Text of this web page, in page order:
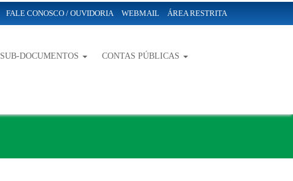
FALE CONOSCO / OUVIDORIA WEBMAIL ÁREA RESTRITA
SUB-DOCUMENTOS CONTAS PÚBLICAS